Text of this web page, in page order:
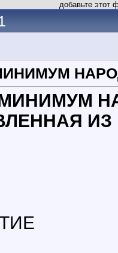
добавьте этот